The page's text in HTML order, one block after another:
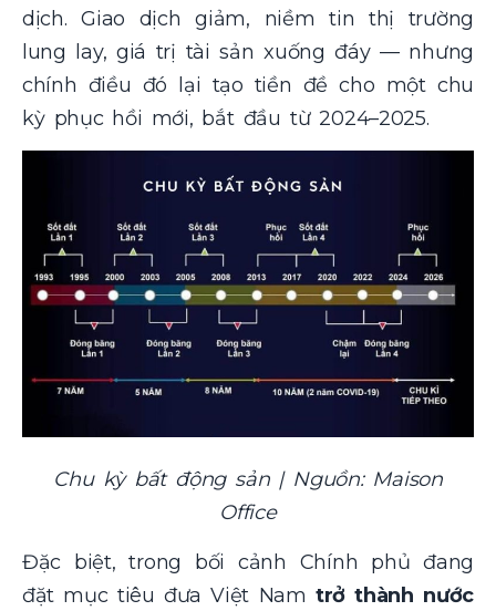
dịch. Giao dịch giảm, niềm tin thị trường
lung lay, giá trị tài sản xuống đáy — nhưng
chính điều đó lại tạo tiền đề cho một chu
kỳ phục hồi mới, bắt đầu từ 2024–2025.
Chu kỳ bất động sản | Nguồn: Maison
Office
Đặc biệt, trong bối cảnh Chính phủ đang
đặt mục tiêu đưa Việt Nam trở thành nước